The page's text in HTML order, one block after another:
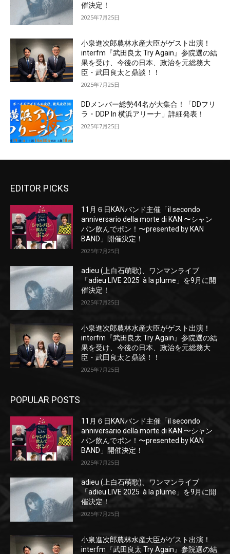
催決定！
2025年7月25日
小泉進次郎農林水産大臣がゲスト出演！
interfm『武田良太 Try Again』参院選の結
果を受け、今後の日本、政治を元総務大
臣・武田良太と鼎談！！
2025年7月25日
DDメンバー総勢44名が大集合！「DDフリ
ラ・DDP In 横浜アリーナ」詳細発表！
2025年7月25日
EDITOR PICKS
11月６日KANバンド主催「il secondo
anniversario della morte di KAN 〜シャン
パン飲んでポン！〜presented by KAN
BAND」開催決定！
2025年7月25日
adieu (上白石萌歌)、ワンマンライブ
「adieu LIVE 2025 à la plume」を9月に開
催決定！
2025年7月25日
小泉進次郎農林水産大臣がゲスト出演！
interfm『武田良太 Try Again』参院選の結
果を受け、今後の日本、政治を元総務大
臣・武田良太と鼎談！！
2025年7月25日
POPULAR POSTS
11月６日KANバンド主催「il secondo
anniversario della morte di KAN 〜シャン
パン飲んでポン！〜presented by KAN
BAND」開催決定！
2025年7月25日
adieu (上白石萌歌)、ワンマンライブ
「adieu LIVE 2025 à la plume」を9月に開
催決定！
2025年7月25日
小泉進次郎農林水産大臣がゲスト出演！
interfm『武田良太 Try Again』参院選の結